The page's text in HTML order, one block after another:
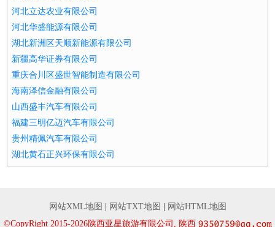
河北立达农业有限公司
河北华盛能源有限公司
湖北新洲区天顺新能源有限公司
新疆高华证券有限公司
重庆合川区盛世智能制造有限公司
海南泽信金融有限公司
山西盛丰汽车有限公司
福建三明亿迈汽车有限公司
贵州精佩汽车有限公司
湖北黄石正兴环保有限公司
网站XML地图 网站TXT地图
网站HTML地图
©CopyRight 2015-2026陕西亚星旅游有限公司, 陕西